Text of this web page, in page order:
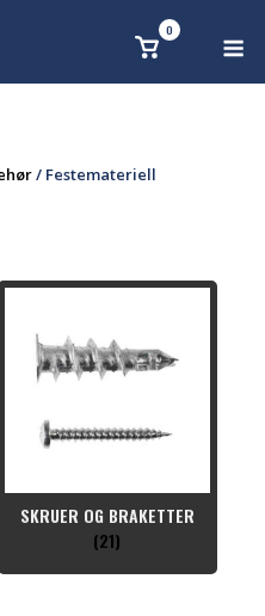
Se 0
/ Festemateriell
SKRUER OG BRAKETTER
(21)